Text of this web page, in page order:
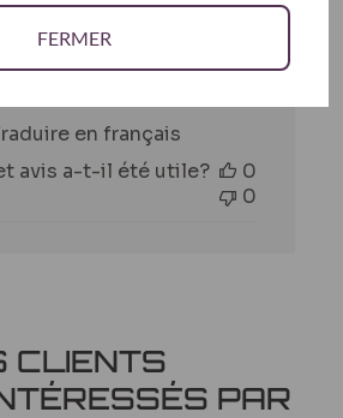
🇧🇪
Acheteur vérifié
en français
avis a-t-il été utile?
0
0
CLIENTS
PAR
FERMER